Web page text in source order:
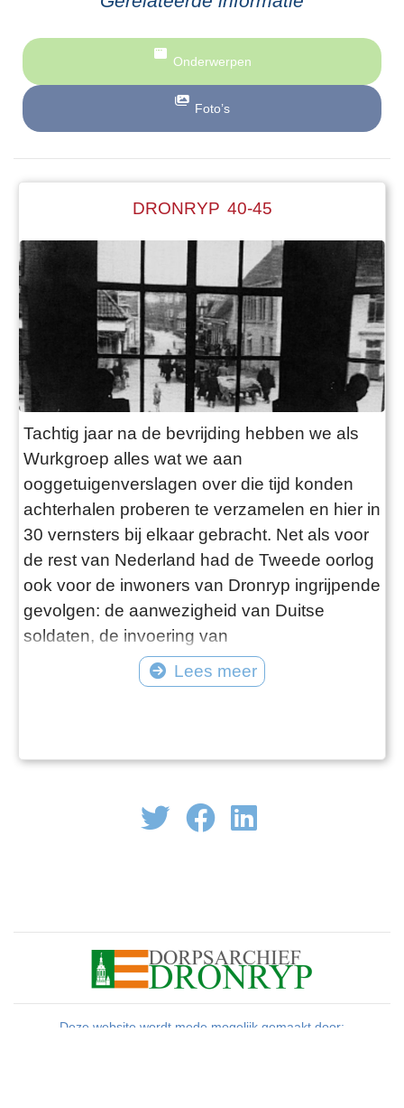
Onderwerpen
Foto’s
DRONRYP 40-45
Tachtig jaar na de bevrijding hebben we als
Wurkgroep alles wat we aan
ooggetuigenverslagen over die tijd konden
achterhalen proberen te verzamelen en hier in
30 vernsters bij elkaar gebracht. Net als voor
de rest van Nederland had de Tweede oorlog
ook voor de inwoners van Dronryp ingrijpende
gevolgen: de aanwezigheid van Duitse
soldaten, de invoering van
distributiesystemen, en de dreiging van
razzia’s – al die dingen maakten het bestaan
er was ook verzet. In allerlei vormen. De
Lees meer
Deze website wordt mede mogelijk gemaakt door: